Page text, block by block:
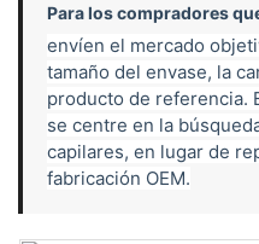
Para los compradores
envíen el mercado
tamaño del envase, la
producto de referencia.
se centre en la
capilares, en lugar de
fabricación OEM.